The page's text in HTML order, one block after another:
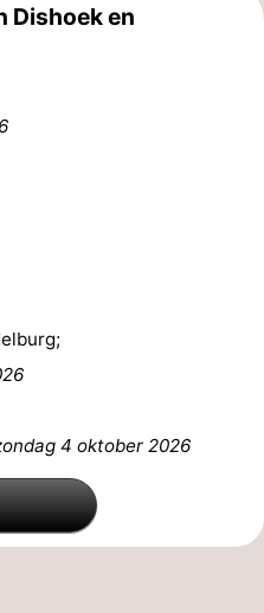
Dishoek en
zondag 4 oktober 2026